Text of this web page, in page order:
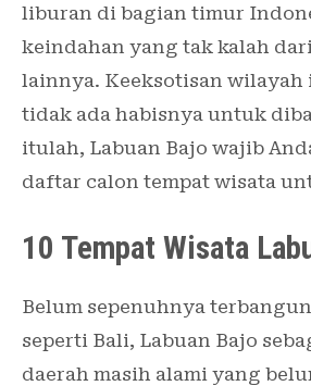
liburan di bagian timur
keindahan yang tak kalah
lainnya. Keeksotisan wilayah
tidak ada habisnya untuk
itulah, Labuan Bajo wajib
daftar calon tempat wisata
10 Tempat Wisata
Belum sepenuhnya
seperti Bali, Labuan Bajo
daerah masih alami yang